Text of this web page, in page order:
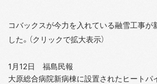
コバックスが今力を入れている融雪工事が
した。（クリックで拡大表示）
1月12日 福島民報
大原総合病院新病棟に設置されたヒートパ